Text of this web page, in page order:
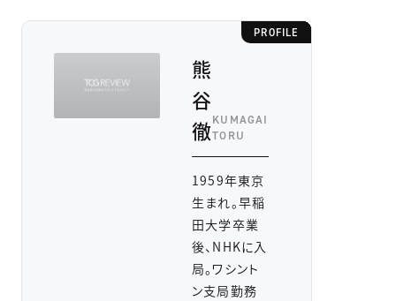
PROFILE
熊
谷
徹KUMAGAI
TORU
1959年東京
生まれ。早稲
田大学卒業
後、NHKに入
局。ワシント
ン支局勤務